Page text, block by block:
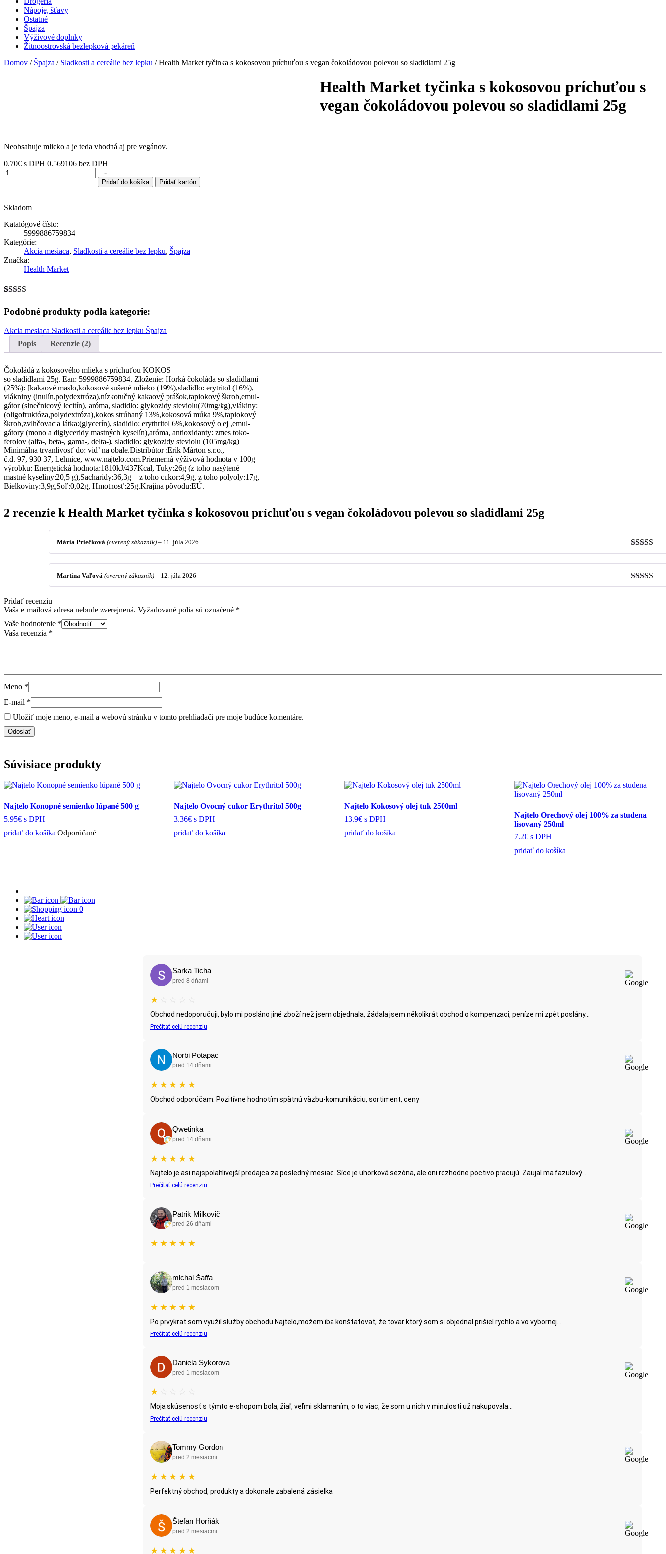
Nápoje, šťavy
Ostatné
Špajza
Výživové doplnky
Žitnoostrovská bezlepková pekáreň
Domov / Špajza / Sladkosti a cereálie bez lepku / Health Market tyčinka s kokosovou príchuťou s vegan čokoládovou polevou so sladidlami 25g
Health Market tyčinka s kokosovou príchuťou s
vegan čokoládovou polevou so sladidlami 25g
Neobsahuje mlieko a je teda vhodná aj pre vegánov.
0.70€ s DPH 0.569106 bez DPH
množstvo
Health
s
príchuťou
vegan
čokoládovou
polevou
25g
+ -
Pridať do košíka Pridať kartón
Skladom
Katalógové číslo:
5999886759834
Kategórie:
Akcia mesiaca, Sladkosti a cereálie bez lepku, Špajza
Značka:
Health Market
4.00z 5
na základe
recenzií
Podobné produkty podla kategorie:
Akcia mesiaca Sladkosti a cereálie bez lepku Špajza
Popis
Recenzie (2)
Čokoládá z kokosového mlieka s príchuťou KOKOS
so sladidlami 25g. Ean: 5999886759834. Zloženie: Horká čokoláda so sladidlami
(25%): [kakaové maslo,kokosové sušené mlieko (19%),sladidlo: erytritol (16%),
vlákniny (inulín,polydextróza),nízkotučný kakaový prášok,tapiokový škrob,emul-
gátor (slnečnicový lecitín), aróma, sladidlo: glykozidy steviolu(70mg/kg),vlákiny:
(oligofruktóza,polydextróza),kokos strúhaný 13%,kokosová múka 9%,tapiokový
škrob,zvlhčovacia látka:(glycerín), sladidlo: erythritol 6%,kokosový olej ,emul-
gátory (mono a diglyceridy mastných kyselín),aróma, antioxidanty: zmes toko-
ferolov (alfa-, beta-, gama-, delta-). sladidlo: glykozidy steviolu (105mg/kg)
Minimálna trvanlivosť do: vid’ na obale.Distribútor :Erik Márton s.r.o.,
č.d. 97, 930 37, Lehnice, www.najtelo.com.Priemerná výživová hodnota v 100g
výrobku: Energetická hodnota:1810kJ/437Kcal, Tuky:26g (z toho nasýtené
mastné kyseliny:20,5 g),Sacharidy:36,3g – z toho cukor:4,9g, z toho polyoly:17g,
Bielkoviny:3,9g,Soľ:0,02g, Hmotnosť:25g.Krajina pôvodu:EÚ.
2 recenzie kHealth Market tyčinka s kokosovou príchuťou s vegan čokoládovou polevou so sladidlami 25g
z 5
Mária Priečková (overený zákazník) – 11. júla 2026
Martina Vaľová (overený zákazník) – 12. júla 2026
Pridať recenziu
Vaša e-mailová adresa nebude zverejnená. Vyžadované polia sú označené *
Vaše hodnotenie *
Vaša recenzia *
Meno *
E-mail *
Uložiť moje meno, e-mail a webovú stránku v tomto prehliadači pre moje budúce komentáre.
Súvisiace produkty
Najtelo Konopné semienko lúpané 500 g
5.95€ s DPH
pridať do košíka Odporúčané
Najtelo Ovocný cukor Erythritol 500g
3.36€ s DPH
pridať do košíka
Najtelo Kokosový olej tuk 2500ml
13.9€ s DPH
pridať do košíka
Najtelo Orechový olej 100% za studena
lisovaný 250ml
7.2€ s DPH
pridať do košíka
0
Sarka Ticha
pred 8 dňami
★ ☆ ☆ ☆ ☆
Obchod nedoporučuji, bylo mi posláno jiné zboží než jsem objednala, žádala jsem několikrát obchod o kompenzaci, peníze mi zpět poslány...
Prečítať celú recenziu
Norbi Potapac
pred 14 dňami
★ ★ ★ ★ ★
Obchod odporúčam. Pozitívne hodnotím spätnú väzbu-komunikáciu, sortiment, ceny
Qwetinka
pred 14 dňami
★ ★ ★ ★ ★
Najtelo je asi najspolahlivejší predajca za posledný mesiac. Síce je uhorková sezóna, ale oni rozhodne poctivo pracujú. Zaujal ma fazulový...
Prečítať celú recenziu
Patrik Milkovič
pred 26 dňami
★ ★ ★ ★ ★
michal Šaffa
pred 1 mesiacom
★ ★ ★ ★ ★
Po prvykrat som využil služby obchodu Najtelo,možem iba konštatovat, že tovar ktorý som si objednal prišiel rychlo a vo vybornej...
Prečítať celú recenziu
Daniela Sykorova
pred 1 mesiacom
★ ☆ ☆ ☆ ☆
Moja skúsenosť s týmto e-shopom bola, žiaľ, veľmi sklamaním, o to viac, že som u nich v minulosti už nakupovala...
Prečítať celú recenziu
Tommy Gordon
pred 2 mesiacmi
★ ★ ★ ★ ★
Perfektný obchod, produkty a dokonale zabalená zásielka
Štefan Horňák
pred 2 mesiacmi
★ ★ ★ ★ ★